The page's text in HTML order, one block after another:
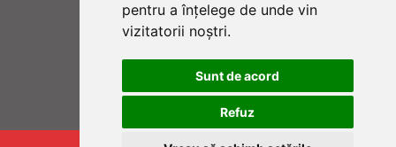
pentru a înțelege de unde vin
vizitatorii noștri.
Sunt de acord
Refuz
E-mail:office@teracont.ro
Containere de vanzare